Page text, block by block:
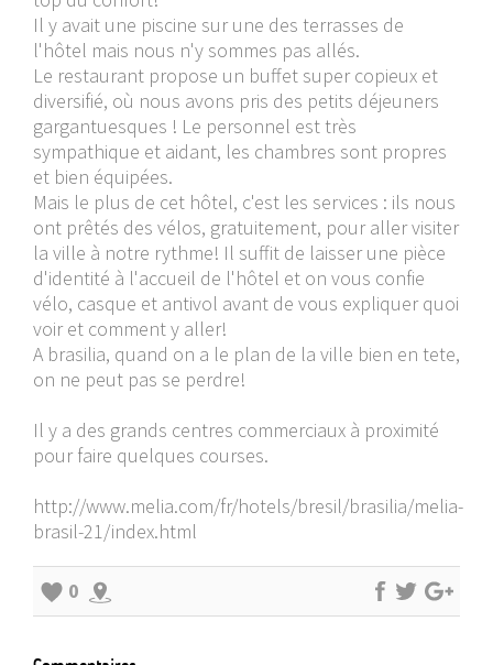
Il y avait une piscine sur une des terrasses de
l'hôtel mais nous n'y sommes pas allés.
Le restaurant propose un buffet super copieux et
diversifié, où nous avons pris des petits déjeuners
gargantuesques ! Le personnel est très
sympathique et aidant, les chambres sont propres
et bien équipées.
Mais le plus de cet hôtel, c'est les services : ils nous
ont prêtés des vélos, gratuitement, pour aller visiter
la ville à notre rythme! Il suffit de laisser une pièce
d'identité à l'accueil de l'hôtel et on vous confie
vélo, casque et antivol avant de vous expliquer quoi
voir et comment y aller!
A brasilia, quand on a le plan de la ville bien en tete,
on ne peut pas se perdre!
Il y a des grands centres commerciaux à proximité
pour faire quelques courses.
http://www.melia.com/fr/hotels/bresil/brasilia/melia-
brasil-21/index.html
0